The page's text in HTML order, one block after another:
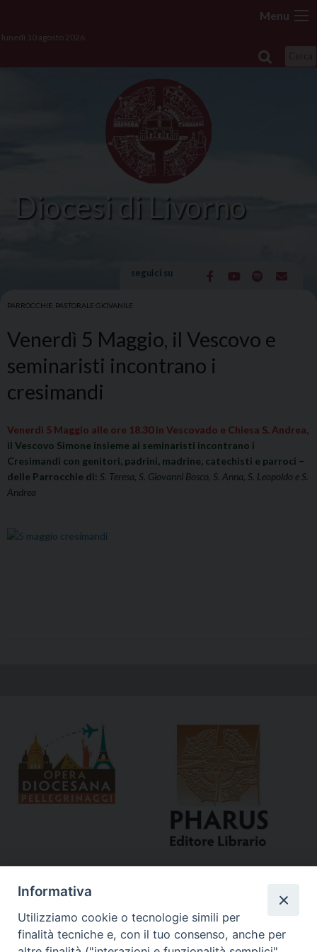
content
Menu
lunedì 10 agosto 2026
Diocesi di Livorno
seguici su
PARROCCHIE PASTORALE GIOVANILE
Venerdì 5 Maggio, il Vescovo e
seminaristi incontrano i
cresimandi
Venerdì 5 Maggio alle ore 18.30 in Vescovado e Chiesa S. Andrea,
il Vescovo Simone insieme ai seminaristi incontrano i
Cresimandi con genitori, padrini, madrine, catechisti e parroci –
delle Parrocchie di: S. Teresa, S. Giovanni Bosco, S. Anna, S. Leopoldo e S.
Andrea
Informativa
Utilizziamo cookie o tecnologie simili per
finalità tecniche e, con il tuo consenso, anche per